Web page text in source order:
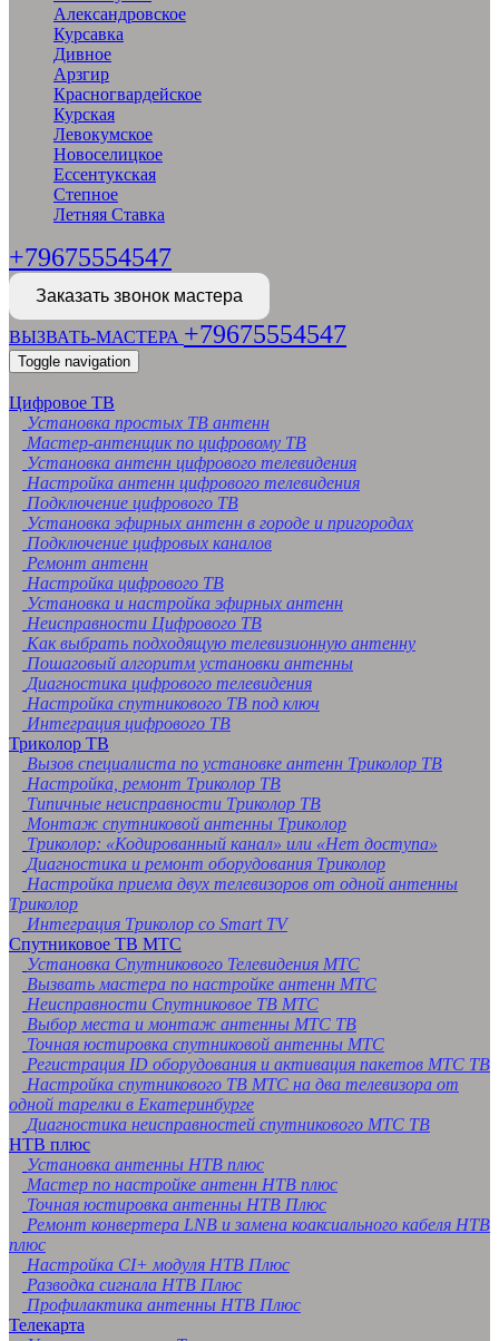
Александровское
Курсавка
Дивное
Арзгир
Красногвардейское
Курская
Левокумское
Новоселицкое
Ессентукская
Степное
Летняя Ставка
+79675554547
Заказать звонок мастера
ВЫЗВАТЬ-МАСТЕРА +79675554547
Toggle navigation
Цифровое ТВ
Установка простых ТВ антенн
Мастер-антенщик по цифровому ТВ
Установка антенн цифрового телевидения
Настройка антенн цифрового телевидения
Подключение цифрового ТВ
Установка эфирных антенн в городе и пригородах
Подключение цифровых каналов
Ремонт антенн
Настройка цифрового ТВ
Установка и настройка эфирных антенн
Неисправности Цифрового ТВ
Как выбрать подходящую телевизионную антенну
Пошаговый алгоритм установки антенны
Диагностика цифрового телевидения
Настройка спутникового ТВ под ключ
Интеграция цифрового ТВ
Триколор ТВ
Вызов специалиста по установке антенн Триколор ТВ
Настройка, ремонт Триколор ТВ
Типичные неисправности Триколор ТВ
Монтаж спутниковой антенны Триколор
Триколор: «Кодированный канал» или «Нет доступа»
Диагностика и ремонт оборудования Триколор
Настройка приема двух телевизоров от одной антенны
Триколор
Интеграция Триколор со Smart TV
Спутниковое ТВ МТС
Установка Спутникового Телевидения МТС
Вызвать мастера по настройке антенн МТС
Неисправности Спутниковое ТВ МТС
Выбор места и монтаж антенны МТС ТВ
Точная юстировка спутниковой антенны МТС
Регистрация ID оборудования и активация пакетов МТС ТВ
Настройка спутникового ТВ МТС на два телевизора от
одной тарелки в Екатеринбурге
Диагностика неисправностей спутникового МТС ТВ
НТВ плюс
Установка антенны НТВ плюс
Мастер по настройке антенн НТВ плюс
Точная юстировка антенны НТВ Плюс
Ремонт конвертера LNB и замена коаксиального кабеля НТВ
плюс
Настройка CI+ модуля НТВ Плюс
Разводка сигнала НТВ Плюс
Профилактика антенны НТВ Плюс
Телекарта